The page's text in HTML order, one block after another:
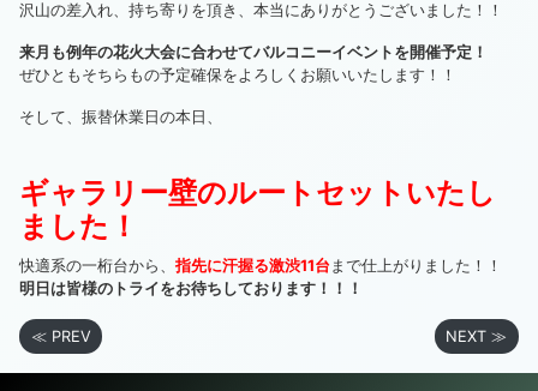
沢山の差入れ、持ち寄りを頂き、本当にありがとうございました！！
来月も例年の花火大会に合わせてバルコニーイベントを開催予定！
ぜひともそちらもの予定確保をよろしくお願いいたします！！
そして、振替休業日の本日、
ギャラリー壁のルートセットいたし
ました！
快適系の一桁台から、 指先に汗握る激渋11台 まで仕上がりました！！
明日は皆様のトライをお待ちしております！！！
≪ PREV NEXT ≫